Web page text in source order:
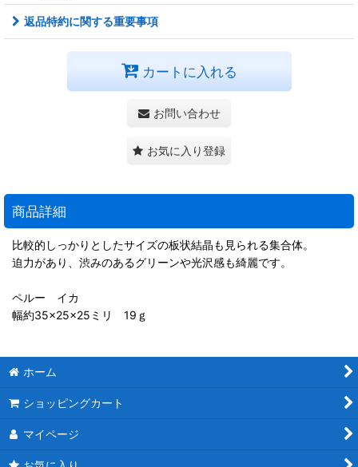
返品特約に関する重要事項
カートに入れる
お問い合わせ
お気に入り登録
商品詳細
比較的しっかりとしたサイズの板状結晶も見られる集合体。
迫力があり、渋みのあるグリーンや光沢感も綺麗です。
ペルー イカ
幅約35×25×25ミリ 19ｇ
ホーム
ショッピングカート
マイページ